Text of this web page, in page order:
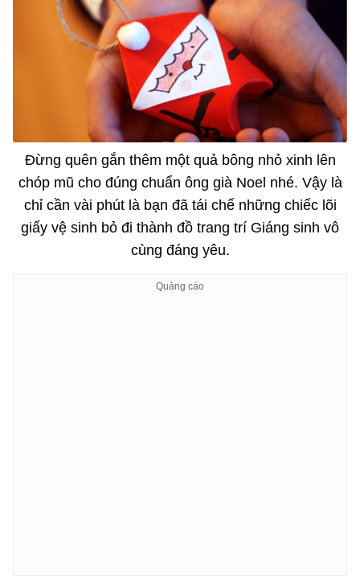
Đừng quên gắn thêm một quả bông nhỏ xinh lên
chóp mũ cho đúng chuẩn ông già Noel nhé. Vậy là
chỉ cần vài phút là bạn đã tái chế những chiếc lõi
giấy vệ sinh bỏ đi thành đồ trang trí Giáng sinh vô
cùng đáng yêu.